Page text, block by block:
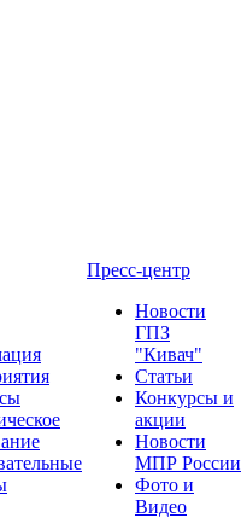
Пресс-центр
Новости
ГПЗ
"Кивач"
Статьи
Конкурсы и
акции
Новости
МПР России
Фото и
Видео